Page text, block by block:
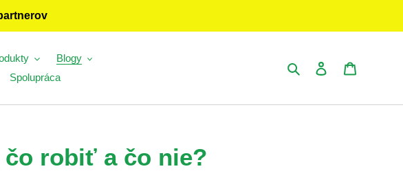
Blogy
Spolupráca
VyhľadaťPrihlásiť sa
robiť a čo nie?